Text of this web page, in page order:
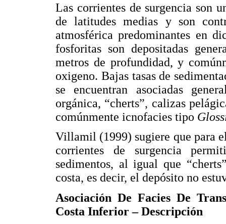
Las corrientes de surgencia son
de latitudes medias y son
atmosférica predominantes en
fosforitas son depositadas
metros de profundidad, y
oxigeno. Bajas tasas de
se encuentran asociadas
orgánica, “cherts”, calizas
comúnmente icnofacies tipo
Villamil (1999) sugiere que para
corrientes de surgencia
sedimentos, al igual que
costa, es decir, el depósito no
Asociación De Facies De
Costa Inferior – Descripción